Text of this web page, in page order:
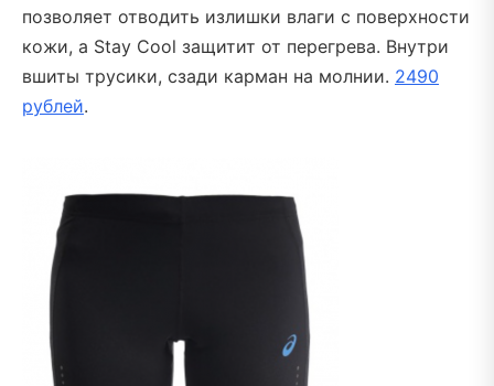
позволяет отводить излишки влаги с поверхности
кожи, а Stay Cool защитит от перегрева. Внутри
вшиты трусики, сзади карман на молнии. 2490
рублей.